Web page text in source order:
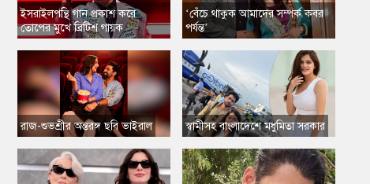
​ইসরাইলপন্থি গান প্রকাশ করে
তোপের মুখে ব্রিটিশ গায়ক
​রাজ-শুভশ্রীর অন্তরঙ্গ ছবি ভাইরাল
​‘বেঁচে থাকুক আমাদের সম্পর্ক কবর
পর্যন্ত’
স্বামীসহ বাংলাদেশে মধুমিতা সরকার